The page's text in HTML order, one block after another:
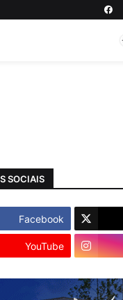
SOCIAIS
Facebook
YouTube